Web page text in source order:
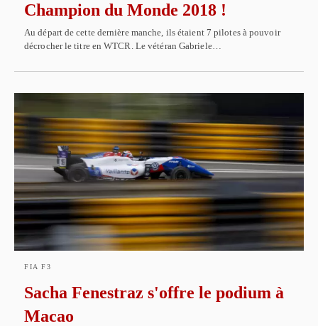
Champion du Monde 2018 !
Au départ de cette dernière manche, ils étaient 7 pilotes à pouvoir
décrocher le titre en WTCR. Le vétéran Gabriele…
FIA F3
Sacha Fenestraz s'offre le podium à
Macao